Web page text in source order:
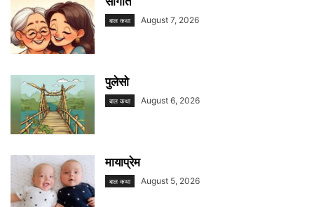
बाल कथा August 7, 2026
पुलेसो
बाल कथा August 6, 2026
मायाप्रेम
बाल कथा August 5, 2026